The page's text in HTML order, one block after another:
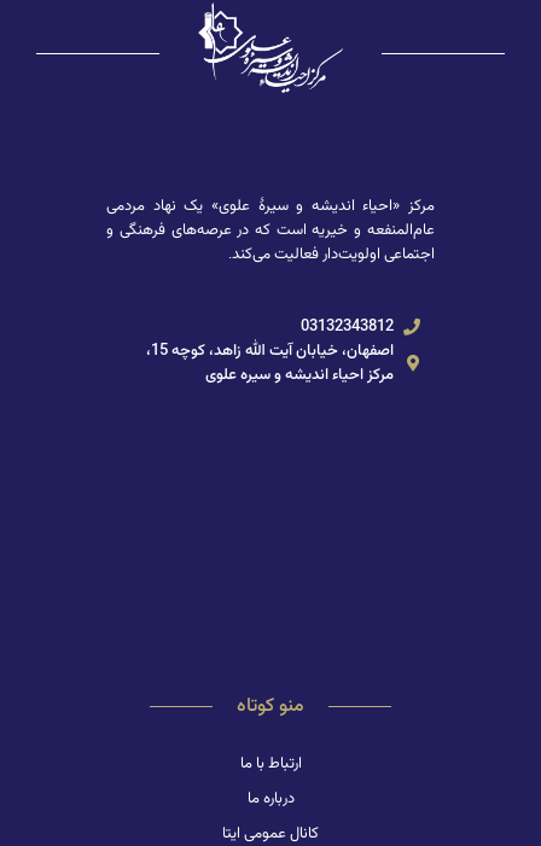
مرکز «احیاء اندیشه و سیرۀ علوی» یک نهاد مردمی
عام‌المنفعه و خیریه است که در عرصه‌های فرهنگی و
اجتماعی اولویت‌دار فعالیت می‌کند.
03132343812
اصفهان، خیابان آیت الله زاهد، کوچه 15،
مرکز احیاء اندیشه و سیره علوی
منو کوتاه
ارتباط با ما
درباره ما
کانال عمومی ایتا